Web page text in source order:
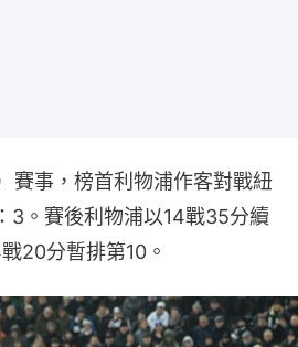
賽事，榜首利物浦作客對戰紐
3。賽後利物浦以14戰35分續
20分暫排第10。